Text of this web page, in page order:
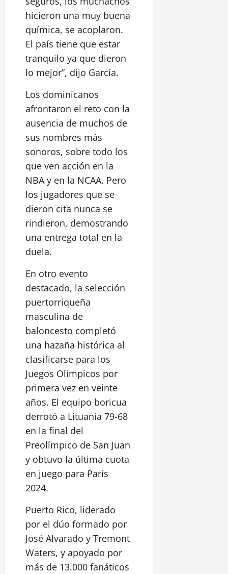
hicieron una muy buena
química, se acoplaron.
El país tiene que estar
tranquilo ya que dieron
lo mejor”, dijo García.
Los dominicanos
afrontaron el reto con la
ausencia de muchos de
sus nombres más
sonoros, sobre todo los
que ven acción en la
NBA y en la NCAA. Pero
los jugadores que se
dieron cita nunca se
rindieron, demostrando
una entrega total en la
duela.
En otro evento
destacado, la selección
puertorriqueña
masculina de
baloncesto completó
una hazaña histórica al
clasificarse para los
Juegos Olímpicos por
primera vez en veinte
años. El equipo boricua
derrotó a Lituania 79-68
en la final del
Preolímpico de San Juan
y obtuvo la última cuota
en juego para París
2024.
Puerto Rico, liderado
por el dúo formado por
José Alvarado y Tremont
Waters, y apoyado por
más de 13.000 fanáticos